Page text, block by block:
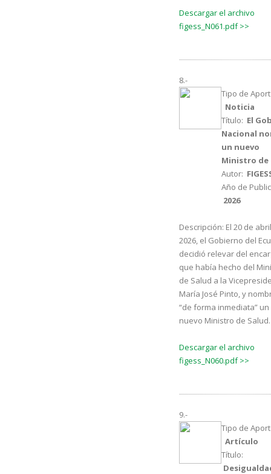
Descargar el archivo
figess_N061.pdf >>
8.-
Tipo de
Noticia
Título: El
Nacional
un nuevo
Ministro de
Autor:
Año de
2026
Descripción: El 20 de
2026, el Gobierno del
decidió relevar del
que había hecho del
de Salud a la
María José Pinto, y
“de forma inmediata” un
nuevo Ministro de Salud.
Descargar el archivo
figess_N060.pdf >>
9.-
Tipo de
Artículo
Título: